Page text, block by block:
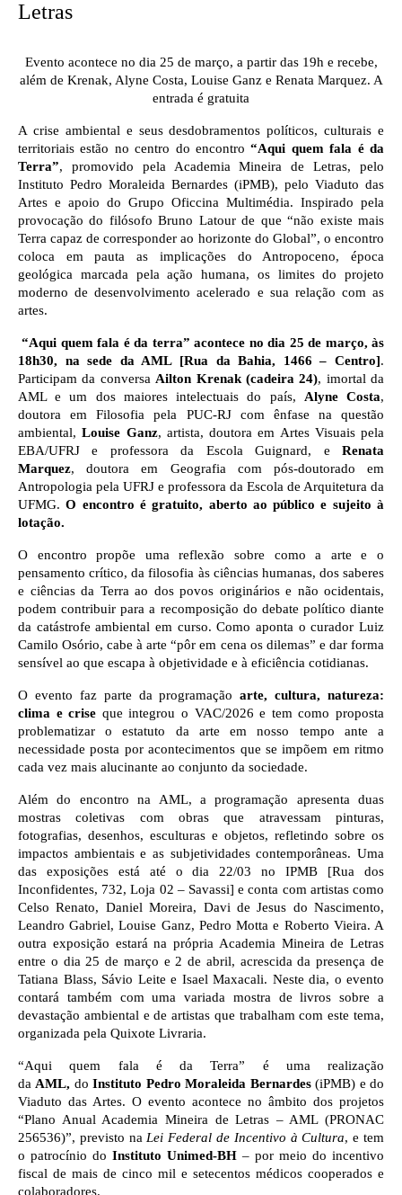
Letras
Evento acontece no dia 25 de março, a partir das 19h e recebe,
além de Krenak, Alyne Costa, Louise Ganz e Renata Marquez. A
entrada é gratuita
A crise ambiental e seus desdobramentos políticos, culturais e
territoriais estão no centro do encontro“Aqui quem fala é da
Terra”, promovido pela Academia Mineira de Letras, pelo
Instituto Pedro Moraleida Bernardes (iPMB), pelo Viaduto das
Artes e apoio do Grupo Oficcina Multimédia. Inspirado pela
provocação do filósofo Bruno Latour de que “não existe mais
Terra capaz de corresponder ao horizonte do Global”, o encontro
coloca em pauta as implicações do Antropoceno, época
geológica marcada pela ação humana, os limites do projeto
moderno de desenvolvimento acelerado e sua relação com as
artes.
“Aqui quem fala é da terra” acontece no dia 25 de março, às
18h30, na sede da AML [Rua da Bahia, 1466 – Centro].
Participam da conversaAilton Krenak (cadeira 24), imortal da
AML e um dos maiores intelectuais do país, Alyne Costa,
doutora em Filosofia pela PUC-RJ com ênfase na questão
ambiental,Louise Ganz, artista, doutora em Artes Visuais pela
EBA/UFRJ e professora da Escola Guignard, e Renata
Marquez, doutora em Geografia com pós-doutorado em
Antropologia pela UFRJ e professora da Escola de Arquitetura da
UFMG.O encontro é gratuito, aberto ao público e sujeito à
lotação.
O encontro propõe uma reflexão sobre como a arte e o
pensamento crítico, da filosofia às ciências humanas, dos saberes
e ciências da Terra ao dos povos originários e não ocidentais,
podem contribuir para a recomposição do debate político diante
da catástrofe ambiental em curso. Como aponta o curador Luiz
Camilo Osório, cabe à arte “pôr em cena os dilemas” e dar forma
sensível ao que escapa à objetividade e à eficiência cotidianas.
O evento faz parte da programaçãoarte, cultura, natureza:
clima e crise que integrou o VAC/2026 e tem como proposta
problematizar o estatuto da arte em nosso tempo ante a
necessidade posta por acontecimentos que se impõem em ritmo
cada vez mais alucinante ao conjunto da sociedade.
Além do encontro na AML, a programação apresenta duas
mostras coletivas com obras que atravessam pinturas,
fotografias, desenhos, esculturas e objetos, refletindo sobre os
impactos ambientais e as subjetividades contemporâneas. Uma
das exposições está até o dia 22/03 no IPMB [Rua dos
Inconfidentes, 732, Loja 02 – Savassi] e conta com artistas como
Celso Renato, Daniel Moreira, Davi de Jesus do Nascimento,
Leandro Gabriel, Louise Ganz, Pedro Motta e Roberto Vieira. A
outra exposição estará na própria Academia Mineira de Letras
entre o dia 25 de março e 2 de abril, acrescida da presença de
Tatiana Blass, Sávio Leite e Isael Maxacali. Neste dia, o evento
contará também com uma variada mostra de livros sobre a
devastação ambiental e de artistas que trabalham com este tema,
organizada pela Quixote Livraria.
“Aqui quem fala é da Terra” é uma realização
daAML, doInstituto Pedro Moraleida Bernardes(iPMB) e do
Viaduto das Artes. O evento acontece no âmbito dos projetos
“Plano Anual Academia Mineira de Letras – AML (PRONAC
256536)”, previsto naLei Federal de Incentivo à Cultura, e tem
o patrocínio do Instituto Unimed-BH – por meio do incentivo
fiscal de mais de cinco mil e setecentos médicos cooperados e
colaboradores.